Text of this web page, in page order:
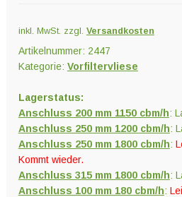
inkl. MwSt. zzgl. Versandkosten
Artikelnummer: 2447
Kategorie: Vorfiltervliese
Lagerstatus:
Anschluss 200 mm 1150 cbm/h:
Anschluss 250 mm 1200 cbm/h:
Anschluss 250 mm 1800 cbm/h:
Kommt wieder.
Anschluss 315 mm 1800 cbm/h:
Anschluss 100 mm 180 cbm/h: